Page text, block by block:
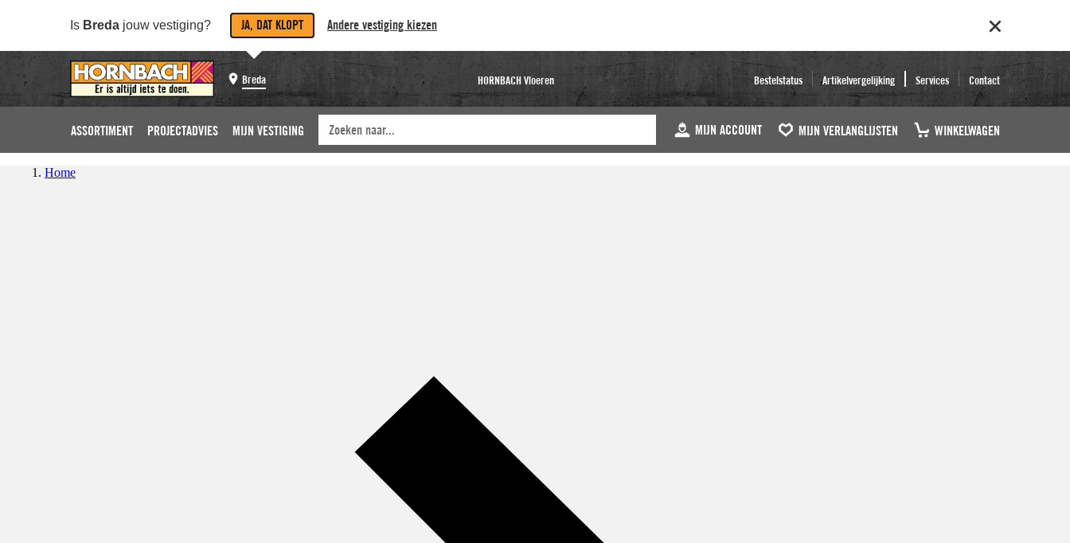
Is Breda jouw vestiging? JA, DAT KLOPT Andere vestiging kiezen
Breda HORNBACH Vloeren Bestelstatus Artikelvergelijking Services Contact
ASSORTIMENT PROJECTADVIES MIJN VESTIGING MIJN ACCOUNT MIJN VERLANGLIJSTEN WINKELWAGEN
Home